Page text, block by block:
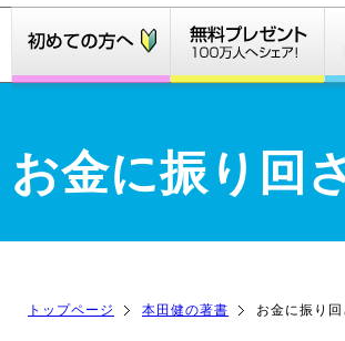
お金に振り回
トップページ 本田健の著書 お金に振り